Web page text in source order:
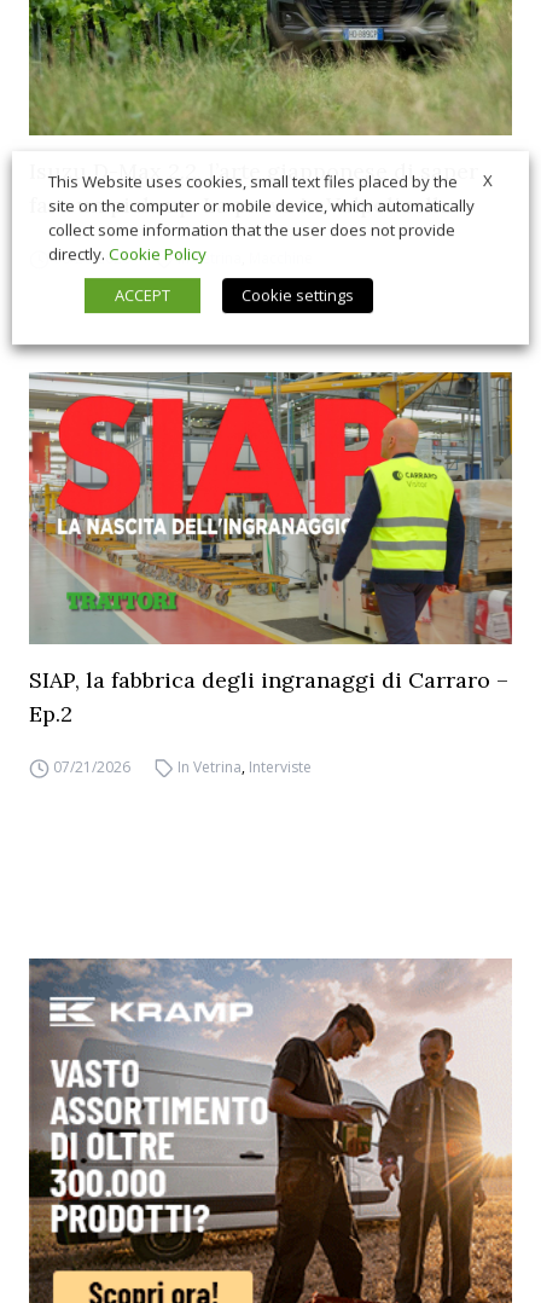
Isuzu D-Max 2.2, l’arte giapponese di saper
fare un pick-up. La prova in Valpolicella
06/26/2026 In Vetrina
SIAP, la fabbrica degli ingranaggi di Carraro –
Ep.2
07/21/2026 In Vetrina, Interviste
X
This Website uses cookies, small text files placed by the
site on the computer or mobile device, which automatically
collect some information that the user does not provide
directly. Cookie Policy
ACCEPT
Cookie settings